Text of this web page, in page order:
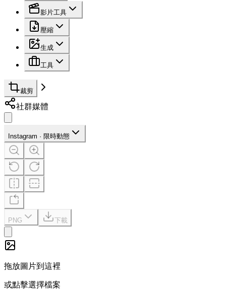
影片工具
壓縮
生成
工具
裁剪
社群媒體
Instagram · 限時動態
PNG 下載
拖放圖片到這裡
或點擊選擇檔案